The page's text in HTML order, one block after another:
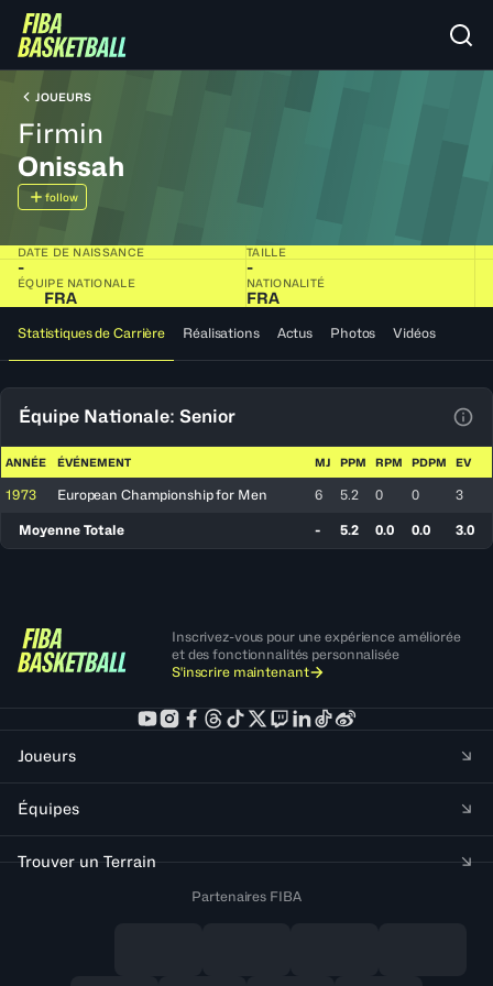
JOUEURS
Firmin
Onissah
follow
DATE DE NAISSANCE
-
TAILLE
-
ÉQUIPE NATIONALE
FRA
NATIONALITÉ
FRA
Statistiques de Carrière Réalisations Actus Photos Vidéos
Équipe Nationale: Senior
ANNÉE ÉVÉNEMENT MJ PPM RPM PDPM EV
1973 European Championship for Men 6 5.2 0 0 3
Moyenne Totale - 5.2 0.0 0.0 3.0
Inscrivez-vous pour une expérience améliorée
et des fonctionnalités personnalisée
S'inscrire maintenant
Joueurs
Équipes
Trouver un Terrain
Partenaires FIBA